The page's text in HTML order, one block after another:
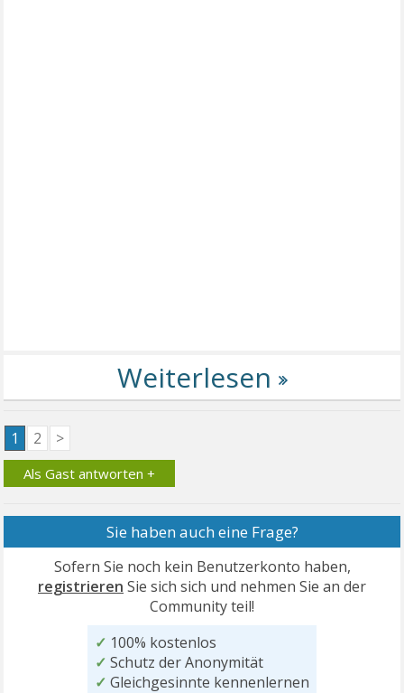
1 2 >
Als Gast antworten +
Sie haben auch eine Frage?
Sofern Sie noch kein Benutzerkonto haben,
registrieren Sie sich sich und nehmen Sie an der
Community teil!
✓ 100% kostenlos
✓ Schutz der Anonymität
✓ Gleichgesinnte kennenlernen